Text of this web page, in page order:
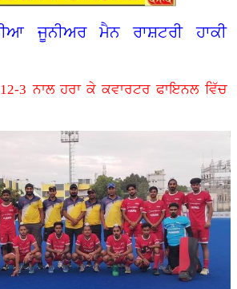
ਜੂਨੀਅਰ ਮੈਨ ਰਾਸ਼ਟਰੀ ਹਾਕੀ
3 ਨਾਲ ਹਰਾ ਕੇ ਕਵਾਰਟਰ ਫਾਇਨਲ ਵਿੱਚ